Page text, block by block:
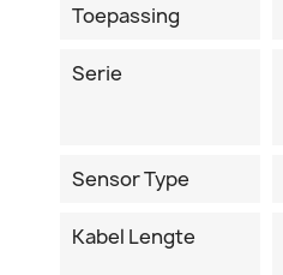
Toepassing
Serie
Sensor Type
Kabel Lengte